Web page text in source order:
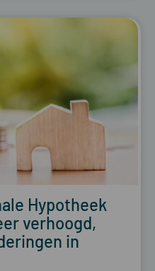
Hypotheek
verhoogd,
in